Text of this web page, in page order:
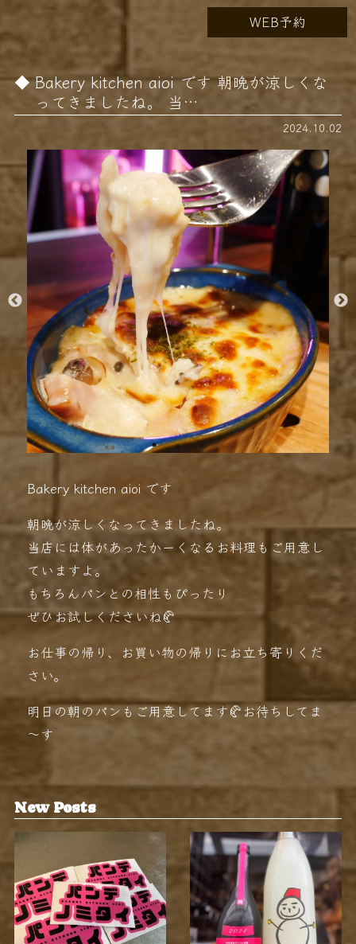
WEB予約
Bakery kitchen aioi です 朝晩が涼しくな
ってきましたね。 当…
2024.10.02
Bakery kitchen aioi です
朝晩が涼しくなってきましたね。
当店には体があったかーくなるお料理もご用意し
ていますよ。
もちろんパンとの相性もぴったり
ぜひお試しくださいね🥐
お仕事の帰り、お買い物の帰りにお立ち寄りくだ
さい。
明日の朝のパンもご用意してます🥐お待ちしてま
～す
New Posts